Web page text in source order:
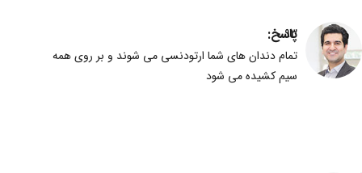
پاسخ:
تمام دندان های شما ارتودنسی می شوند و بر روی همه
سیم کشیده می شود
93